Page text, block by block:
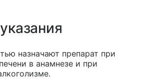
назначают препарат при
в анамнезе и при